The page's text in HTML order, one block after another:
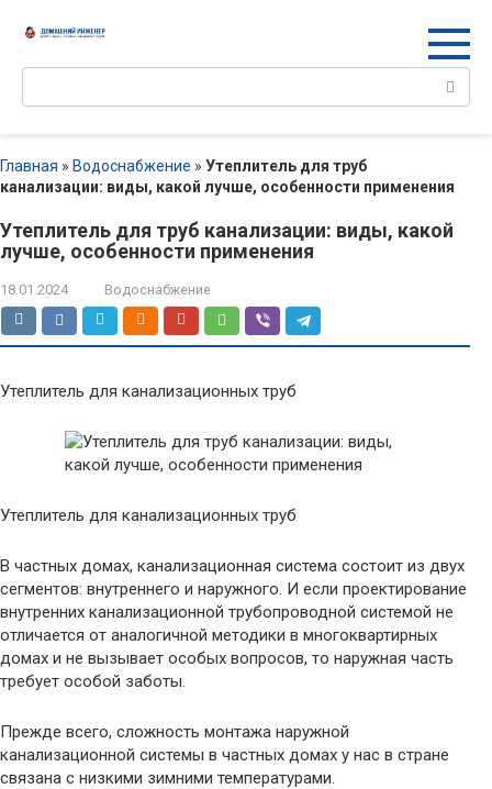
Поиск:
Главная » Водоснабжение » Утеплитель для труб
канализации: виды, какой лучше, особенности применения
Утеплитель для труб канализации: виды, какой
лучше, особенности применения
18.01.2024 Водоснабжение
Утеплитель для канализационных труб
Утеплитель для канализационных труб
В частных домах, канализационная система состоит из двух
сегментов: внутреннего и наружного. И если проектирование
внутренних канализационной трубопроводной системой не
отличается от аналогичной методики в многоквартирных
домах и не вызывает особых вопросов, то наружная часть
требует особой заботы.
Прежде всего, сложность монтажа наружной
канализационной системы в частных домах у нас в стране
связана с низкими зимними температурами.